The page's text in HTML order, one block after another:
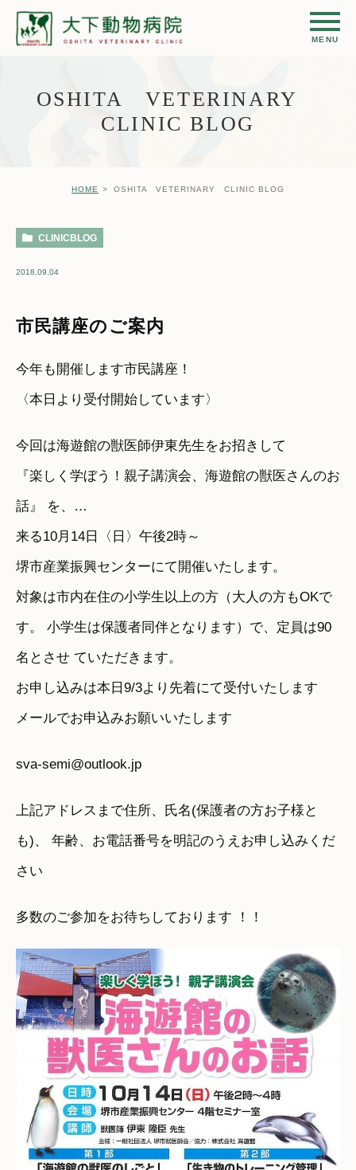
OSHITA VETERINARY
CLINIC BLOG
HOME OSHITA VETERINARY CLINIC BLOG
CLINICBLOG
2018.09.04
市民講座のご案内
今年も開催します市民講座！
〈本日より受付開始しています〉
今回は海遊館の獣医師伊東先生をお招きして
『楽しく学ぼう！親子講演会、海遊館の獣医さんのお
話』 を、…
来る10月14日〈日〉午後2時～
堺市産業振興センターにて開催いたします。
対象は市内在住の小学生以上の方（大人の方もOKで
す。 小学生は保護者同伴となります）で、定員は90
名とさせ ていただきます。
お申し込みは本日9/3より先着にて受付いたします
メールでお申込みお願いいたします
sva-semi@outlook.jp
上記アドレスまで住所、氏名(保護者の方お子様と
も)、 年齢、お電話番号を明記のうえお申し込みくだ
さい
多数のご参加をお待ちしております ！！